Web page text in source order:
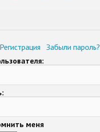
Регистрация
Забыли пароль?
меня